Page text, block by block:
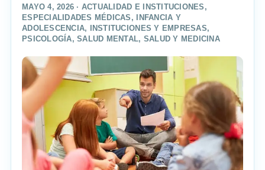
MAYO 4, 2026 · ACTUALIDAD E INSTITUCIONES ,
ESPECIALIDADES MÉDICAS ,
INFANCIA Y
ADOLESCENCIA, INSTITUCIONES Y EMPRESAS,
PSICOLOGÍA,SALUD MENTAL, SALUD Y MEDICINA